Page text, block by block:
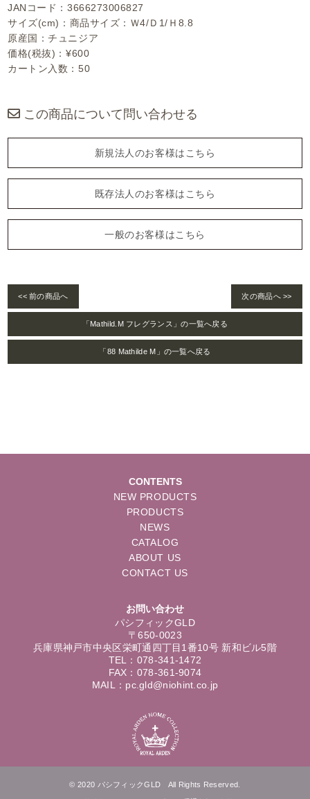
JANコード：3666273006827
サイズ(cm)：商品サイズ：Ｗ4/Ｄ1/Ｈ8.8
原産国：チュニジア
価格(税抜)：¥600
カートン入数：50
この商品について問い合わせる
新規法人のお客様はこちら
既存法人のお客様はこちら
一般のお客様はこちら
<< 前の商品へ 次の商品へ >>
「Mathild.M フレグランス」の一覧へ戻る
「88 Mathilde M」の一覧へ戻る
CONTENTS
NEW PRODUCTS
PRODUCTS
NEWS
CATALOG
ABOUT US
CONTACT US
お問い合わせ
パシフィックGLD
〒650-0023
兵庫県神戸市中央区栄町通四丁目1番10号 新和ビル5階
TEL：078-341-1472
FAX：078-361-9074
MAIL：pc.gld@niohint.co.jp
© 2020 パシフィックGLD All Rights Reserved.